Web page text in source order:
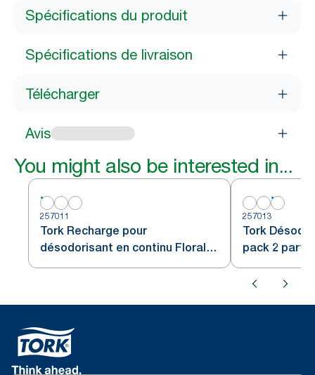
Spécifications du produit
Spécifications de livraison
Télécharger
Avis
You might also be interested in...
257011
Tork Recharge pour
désodorisant en continu Floral
257013
Tork
pack 2